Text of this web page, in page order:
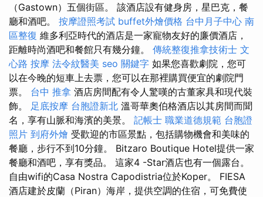
（Gastown）五個街區。 該酒店設有健身房，星巴克，餐
廳和酒吧。 按摩證照考試 buffet外燴價格 台中月子中心 南
區整復 維多利亞時代的酒店是一家寵物友好的廉價酒店，
距離時尚酒吧和餐館只有幾分鐘。 傳統整復推拿技術士 文
心路 按摩 法令紋醫美 seo 關鍵字 如果您喜歡劇院，您可
以在今晚的短車上去票，您可以在那裡購買便宜的劇院門
票。 台中 推拿 酒店房間配有令人驚嘆的古董家具和現代裝
飾。 足底按摩 台胞證新北 溫哥華奧伯格酒店以其房間而聞
名，享有山脈和海濱的美景。 記帳士 職業道德規範 台胞證
照片 到府外燴 受歡迎的市區景點，包括購物機會和美味的
餐廳，步行不到10分鐘。 Bitzaro Boutique Hotel提供一家
餐廳和酒吧，享有獎品。 這家4 -Star酒店也有一個露台。
自由wifi的Casa Nostra Capodistria位於Koper。 FIESA
酒店建於皮蘭（Piran）海岸，提供空調的住宿，可免費使